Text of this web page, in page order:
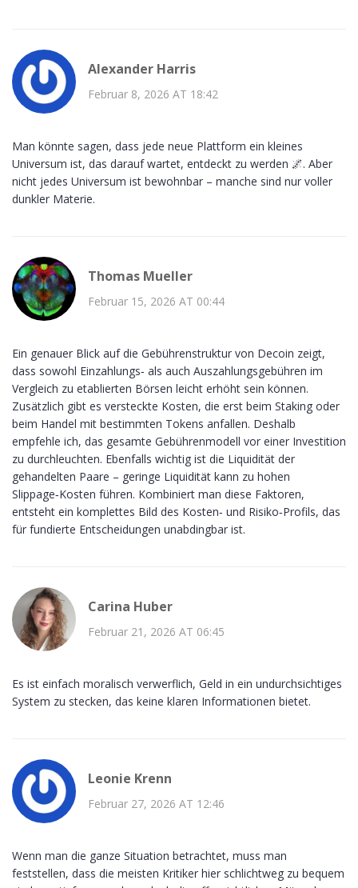
Alexander Harris
Februar 8, 2026 AT 18:42
Man könnte sagen, dass jede neue Plattform ein kleines
Universum ist, das darauf wartet, entdeckt zu werden 🌌. Aber
nicht jedes Universum ist bewohnbar – manche sind nur voller
dunkler Materie.
Thomas Mueller
Februar 15, 2026 AT 00:44
Ein genauer Blick auf die Gebührenstruktur von Decoin zeigt,
dass sowohl Einzahlungs‑ als auch Auszahlungsgebühren im
Vergleich zu etablierten Börsen leicht erhöht sein können.
Zusätzlich gibt es versteckte Kosten, die erst beim Staking oder
beim Handel mit bestimmten Tokens anfallen. Deshalb
empfehle ich, das gesamte Gebührenmodell vor einer Investition
zu durchleuchten. Ebenfalls wichtig ist die Liquidität der
gehandelten Paare – geringe Liquidität kann zu hohen
Slippage‑Kosten führen. Kombiniert man diese Faktoren,
entsteht ein komplettes Bild des Kosten‑ und Risiko‑Profils, das
für fundierte Entscheidungen unabdingbar ist.
Carina Huber
Februar 21, 2026 AT 06:45
Es ist einfach moralisch verwerflich, Geld in ein undurchsichtiges
System zu stecken, das keine klaren Informationen bietet.
Leonie Krenn
Februar 27, 2026 AT 12:46
Wenn man die ganze Situation betrachtet, muss man
feststellen, dass die meisten Kritiker hier schlichtweg zu bequem